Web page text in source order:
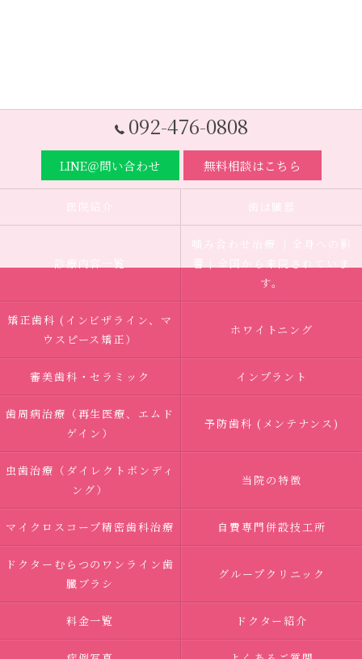
092-476-0808
LINE＠問い合わせ 無料相談はこちら
医院紹介 歯は臓器
診療内容一覧
噛み合わせ治療 ｜全身への影
響｜全国から来院されていま
す。
矯正歯科 (インビザライン、マ
ウスピース矯正）
ホワイトニング
審美歯科・セラミック インプラント
歯周病治療（再生医療、エムド
ゲイン）
予防歯科 (メンテナンス)
虫歯治療（ダイレクトボンディ
ング）
当院の特徴
マイクロスコープ精密歯科治療 自費専門併設技工所
ドクターむらつのワンライン歯
臓ブラシ
グループクリニック
料金一覧 ドクター紹介